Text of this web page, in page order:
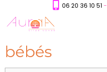
06 20 36 10 51 -
bébés